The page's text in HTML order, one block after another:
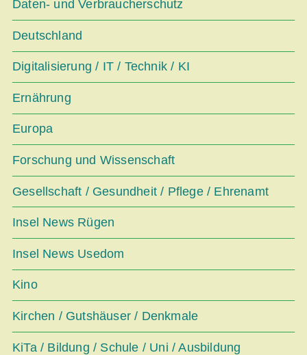
Daten- und Verbraucherschutz
Deutschland
Digitalisierung / IT / Technik / KI
Ernährung
Europa
Forschung und Wissenschaft
Gesellschaft / Gesundheit / Pflege / Ehrenamt
Insel News Rügen
Insel News Usedom
Kino
Kirchen / Gutshäuser / Denkmale
KiTa / Bildung / Schule / Uni / Ausbildung